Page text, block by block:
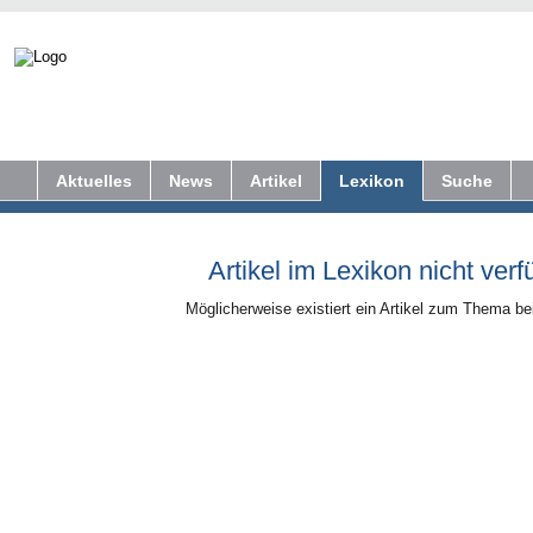
Aktuelles News Artikel Lexikon Suche
Artikel im Lexikon nicht
Möglicherweise existiert ein Artikel zum Thema